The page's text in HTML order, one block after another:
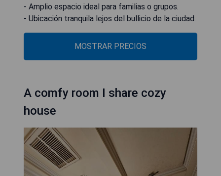
- Amplio espacio ideal para familias o grupos.
- Ubicación tranquila lejos del bullicio de la ciudad.
MOSTRAR PRECIOS
A comfy room I share cozy
house